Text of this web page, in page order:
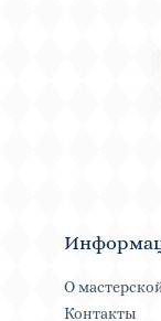
О
Контакты